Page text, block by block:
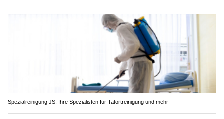
Spezialreinigung JS: Ihre Spezialisten für Tatortreinigung und mehr